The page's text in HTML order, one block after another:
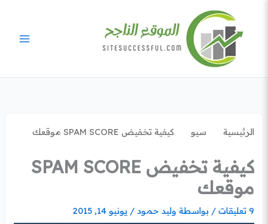
المحتوى
الرئيسية سيو كيفية تخفيض SPAM SCORE موقعك
كيفية تخفيض SPAM SCORE
موقعك
9 تعليقات / بواسطة وليد حمود/يونيو 14, 2015